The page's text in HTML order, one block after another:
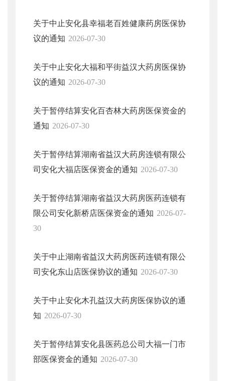
关于中止安化县幸福老百姓健康药房医保协
议的通知 2026-07-30
关于中止安化大福和平街益汉大药房医保协
议的通知 2026-07-30
关于暂停结算安化百杏林大药房医保资金的
通知 2026-07-30
关于暂停结算湖南省益汉大药房连锁有限公
司安化大福店医保资金的通知 2026-07-30
关于暂停结算湖南省益汉大药房医药连锁有
限公司安化新桥店医保资金的通知 2026-07-
30
关于中止湖南省益汉大药房医药连锁有限公
司安化东山店医保协议的通知 2026-07-30
关于中止安化木孔益汉大药房医保协议的通
知 2026-07-30
关于暂停结算安化县医药总公司大福一门市
部医保资金的通知 2026-07-30